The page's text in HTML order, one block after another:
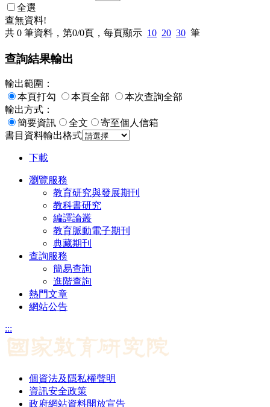
全選
查無資料!
共 0 筆資料，第0/0頁，每頁顯示 10 20 30 筆
查詢結果輸出
輸出範圍：
本頁打勾
本頁全部
本次查詢全部
輸出方式：
簡要資訊
全文
寄至個人信箱
書目資料輸出格式
下載
瀏覽服務
教育研究與發展期刊
教科書研究
編譯論叢
教育脈動電子期刊
典藏期刊
查詢服務
簡易查詢
進階查詢
熱門文章
網站公告
:::
個資法及隱私權聲明
資訊安全政策
政府網站資料開放宣告